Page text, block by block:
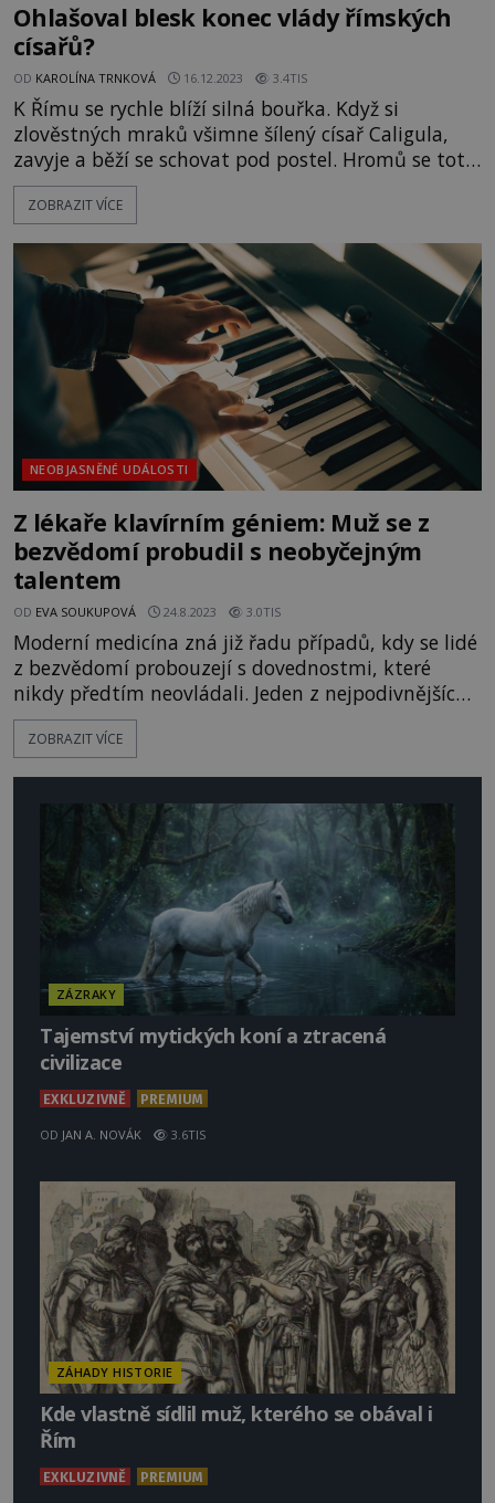
Ohlašoval blesk konec vlády římských
císařů?
OD KAROLÍNA TRNKOVÁ 16.12.2023 3.4TIS
K Římu se rychle blíží silná bouřka. Když si
zlověstných mraků všimne šílený císař Caligula,
zavyje a běží se schovat pod postel. Hromů se totiž
děsí. Navíc věří, že když blesk uhodí do jeho sochy,
nebo do paláce, bude to znamenat jeho brzký
předchůdců,“ říká si Caligula. Lze z hromů a blesků
vyčíst budoucnost? [gallery size="full"
ids="134961,134958,134957"
ZOBRAZIT VÍCE
NEOBJASNĚNÉ UDÁLOSTI
Z lékaře klavírním géniem: Muž se z
bezvědomí probudil s neobyčejným
talentem
OD EVA SOUKUPOVÁ 24.8.2023 3.0TIS
Moderní medicína zná již řadu případů, kdy se lidé
z bezvědomí probouzejí s dovednostmi, které
nikdy předtím neovládali. Jeden z nejpodivnějších
se odehrává v roce 1994, kdy se lékař a zarputilý
rocker po zásahu bleskem dokonale ovládne klavír
ZOBRAZIT VÍCE
ZÁZRAKY
Tajemství mytických koní a ztracená
civilizace
EXKLUZIVNĚ PREMIUM
OD JAN A. NOVÁK 3.6TIS
ZÁHADY HISTORIE
Kde vlastně sídlil muž, kterého se obával i
Řím
EXKLUZIVNĚ PREMIUM